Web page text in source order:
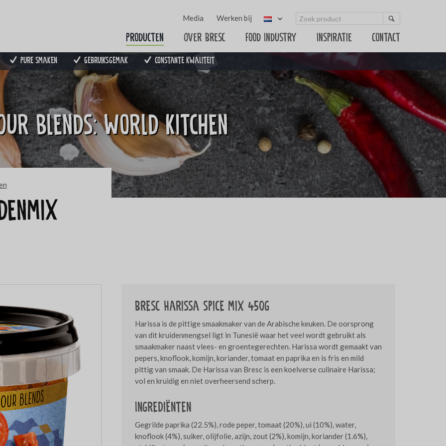
Media Werken bij
Producten Over Bresc Food Industry Inspiratie Contact
Pure smaken Gebruiksgemak Constante kwaliteit
blends: World Kitchen
Bresc Harissa spice mix 450g
Harissa is de pittige smaakmaker van de Arabische keuken. De oorsprong
van dit kruidenmengsel ligt in Tunesië waar het veel wordt gebruikt als
smaakmaker naast vlees- en groentegerechten. Harissa wordt gemaakt van
pepers, knoflook, komijn, koriander, tomaat en paprika en is fris en mild
pittig van smaak. De Harissa van Bresc is een koelverse culinaire Harissa;
vol en kruidig en niet overheersend scherp.
Ingrediënten
Gegrilde paprika (22.5%), rode peper, tomaat (20%), ui (10%), water,
knoflook (4%), suiker, olijfolie, azijn, zout (2%), komijn, koriander (1.6%),